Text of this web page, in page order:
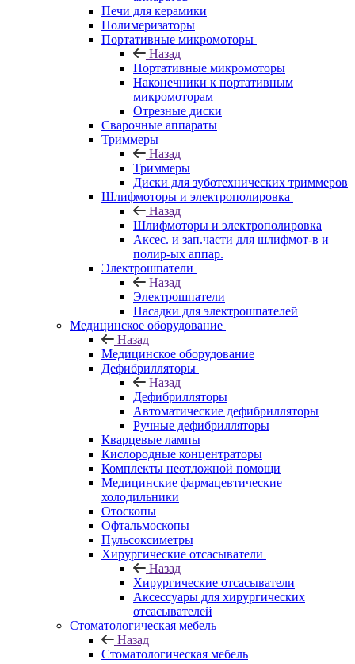
Печи для керамики
Полимеризаторы
Портативные микромоторы
Назад
Портативные микромоторы
Наконечники к портативным
микромоторам
Отрезные диски
Сварочные аппараты
Триммеры
Назад
Триммеры
Диски для зуботехнических триммеров
Шлифмоторы и электрополировка
Назад
Шлифмоторы и электрополировка
Аксес. и зап.части для шлифмот-в и
полир-ых аппар.
Электрошпатели
Назад
Электрошпатели
Насадки для электрошпателей
Медицинское оборудование
Назад
Медицинское оборудование
Дефибрилляторы
Назад
Дефибрилляторы
Автоматические дефибрилляторы
Ручные дефибрилляторы
Кварцевые лампы
Кислородные концентраторы
Комплекты неотложной помощи
Медицинские фармацевтические
холодильники
Отоскопы
Офтальмоскопы
Пульсоксиметры
Хирургические отсасыватели
Назад
Хирургические отсасыватели
Аксессуары для хирургических
отсасывателей
Стоматологическая мебель
Назад
Стоматологическая мебель